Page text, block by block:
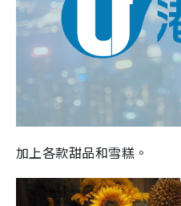
加上各款甜品和雪糕。